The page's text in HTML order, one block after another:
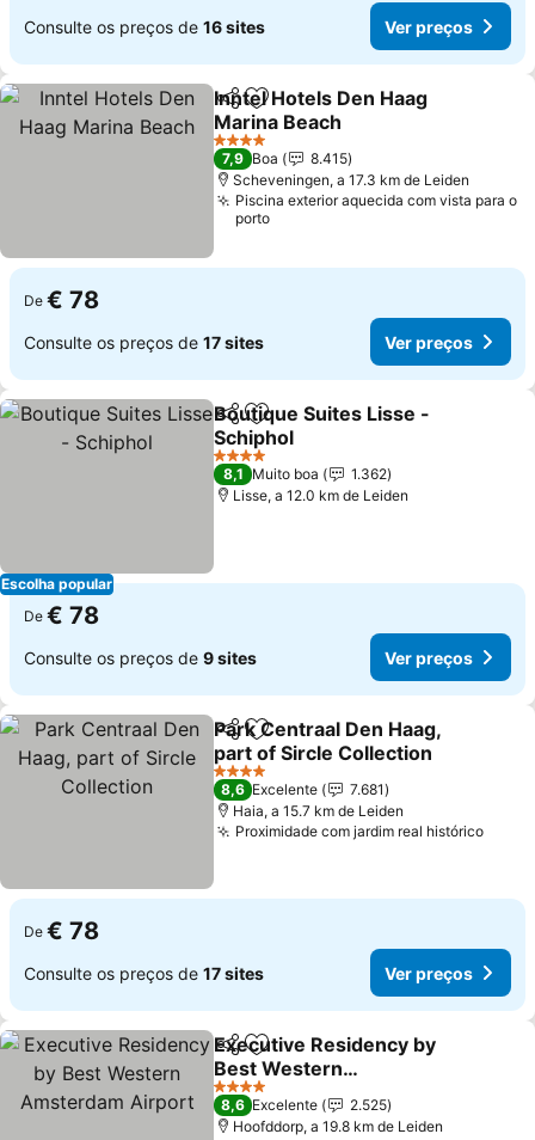
Consulte os preços de 16 sites Ver preços
PartilharAdicionar aos favoritos
Inntel Hotels Den Haag
Marina Beach
Ver preços
4 Estrelas
7,9 Boa
8.415
Scheveningen, a 17.3 km de Leiden
Piscina exterior aquecida com vista para o
porto
De € 78
Consulte os preços de 17 sites Ver preços
Escolha popular
PartilharAdicionar aos favoritos
Boutique Suites Lisse -
Schiphol
Ver preços
4 Estrelas
8,1 Muito boa
1.362
Lisse, a 12.0 km de Leiden
De € 78
Consulte os preços de 9 sites Ver preços
PartilharAdicionar aos favoritos
Park Centraal Den Haag,
part of Sircle Collection
Ver preços
4 Estrelas
8,6 Excelente
7.681
Haia, a 15.7 km de Leiden
Proximidade com jardim real históricoVer
De € 78
Consulte os preços de 17 sites Ver preços
PartilharAdicionar aos favoritos
Executive Residency by
Best Western
Amsterdam Airport
Ver preços
4 Estrelas
8,6 Excelente
2.525
Hoofddorp, a 19.8 km de Leiden